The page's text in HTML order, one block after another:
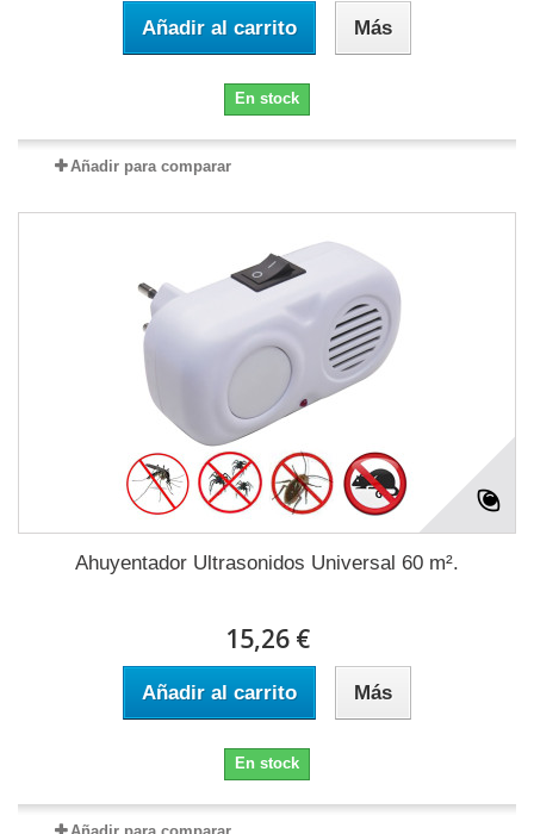
Añadir al carrito Más
En stock
Añadir para comparar
Ahuyentador Ultrasonidos Universal 60 m².
15,26 €
Añadir al carrito Más
En stock